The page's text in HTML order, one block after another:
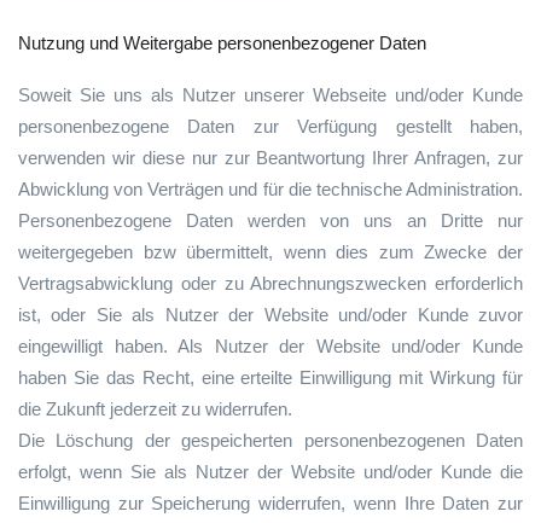
Nutzung und Weitergabe personenbezogener Daten
Soweit Sie uns als Nutzer unserer Webseite und/oder Kunde
personenbezogene Daten zur Verfügung gestellt haben,
verwenden wir diese nur zur Beantwortung Ihrer Anfragen, zur
Abwicklung von Verträgen und für die technische Administration.
Personenbezogene Daten werden von uns an Dritte nur
weitergegeben bzw übermittelt, wenn dies zum Zwecke der
Vertragsabwicklung oder zu Abrechnungszwecken erforderlich
ist, oder Sie als Nutzer der Website und/oder Kunde zuvor
eingewilligt haben. Als Nutzer der Website und/oder Kunde
haben Sie das Recht, eine erteilte Einwilligung mit Wirkung für
die Zukunft jederzeit zu widerrufen.
Die Löschung der gespeicherten personenbezogenen Daten
erfolgt, wenn Sie als Nutzer der Website und/oder Kunde die
Einwilligung zur Speicherung widerrufen, wenn Ihre Daten zur